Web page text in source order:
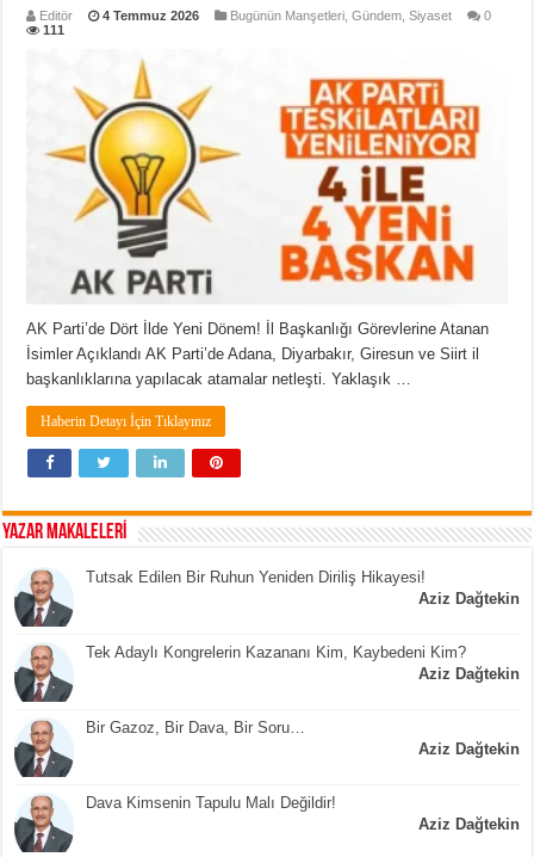
Editör 4 Temmuz 2026 Bugünün Manşetleri ,Gündem ,Siyaset
0
111
AK Parti’de Dört İlde Yeni Dönem! İl Başkanlığı Görevlerine Atanan
İsimler Açıklandı AK Parti’de Adana, Diyarbakır, Giresun ve Siirt il
başkanlıklarına yapılacak atamalar netleşti. Yaklaşık …
Haberin Detayı İçin Tıklayınız
YAZAR MAKALELERİ
Tutsak Edilen Bir Ruhun Yeniden Diriliş Hikayesi!
Aziz Dağtekin
Tek Adaylı Kongrelerin Kazananı Kim, Kaybedeni Kim?
Aziz Dağtekin
Bir Gazoz, Bir Dava, Bir Soru…
Aziz Dağtekin
Dava Kimsenin Tapulu Malı Değildir!
Aziz Dağtekin